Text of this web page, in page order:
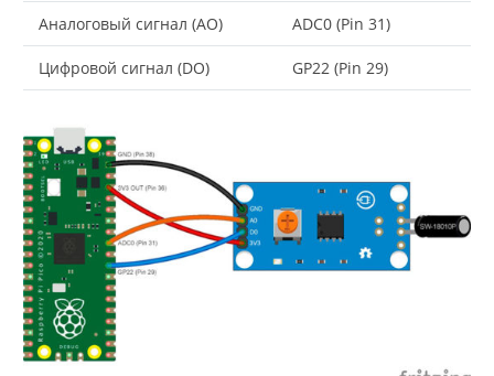
Аналоговый сигнал (AO) ADC0 (Pin 31)
Цифровой сигнал (DO) GP22 (Pin 29)